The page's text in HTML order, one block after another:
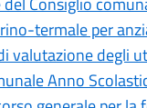
termale per
valutazione degli
Anno